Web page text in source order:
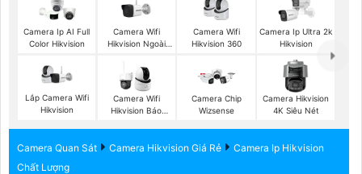
Camera Ip AI Full
Color Hikvision
Camera Wifi
Hikvision Ngoài
Camera Wifi
Hikvision 360
Camera Ip Ultra 2k
Hikvision
Lắp Camera Wifi
Hikvision
Camera Wifi
Hikvision Báo
Camera Chip
Wizsense
Camera Hikvision
4K Siêu Nét
Camera Quan Sát Camera Hikvision Giá Rẻ
Camera Ip Hikvision
Chất Lượng